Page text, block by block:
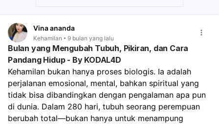
Vina ananda
Kehamilan 9 bulan yang lalu
Bulan yang Mengubah Tubuh, Pikiran, dan Cara
Pandang Hidup - By KODAL4D
Kehamilan bukan hanya proses biologis. Ia adalah
perjalanan emosional, mental, bahkan spiritual yang
tidak bisa dibandingkan dengan pengalaman apa pun
di dunia. Dalam 280 hari, tubuh seorang perempuan
berubah total—bukan hanya untuk menampung